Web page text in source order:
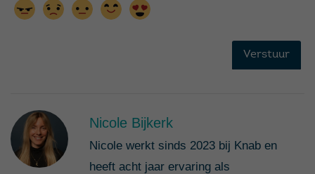
Nicole Bijkerk
Nicole werkt sinds 2023 bij Knab en
heeft acht jaar ervaring als